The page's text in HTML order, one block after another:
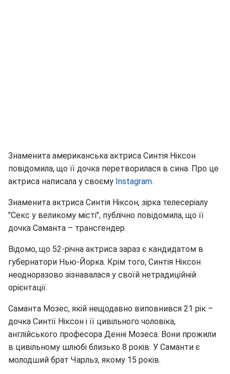
Знаменита американська актриса Синтія Ніксон
повідомила, що її дочка перетворилася в сина. Про це
актриса написала у своєму Instagram.
Знаменита актриса Синтія Ніксон, зірка телесеріалу
"Секс у великому місті", публічно повідомила, що її
дочка Саманта – трансгендер.
Відомо, що 52-річна актриса зараз є кандидатом в
губернатори Нью-Йорка. Крім того, Синтія Ніксон
неодноразово зізнавалася у своїй нетрадиційній
орієнтації.
Саманта Мозес, якій нещодавно виповнився 21 рік –
дочка Синтії Ніксон і її цивільного чоловіка,
англійського професора Денні Мозеса. Вони прожили
в цивільному шлюбі близько 8 років. У Саманти є
молодший брат Чарльз, якому 15 років.